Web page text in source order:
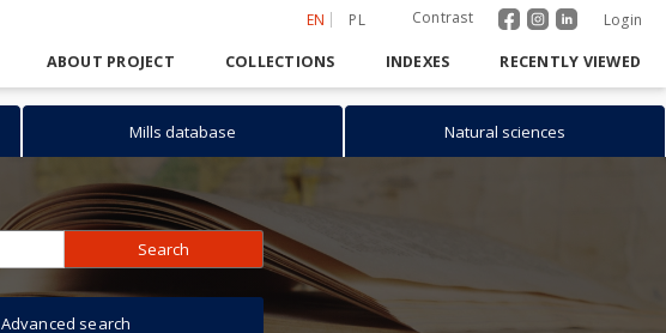
EN PL Contrast Login
ABOUT PROJECT COLLECTIONS INDEXES RECENTLY VIEWED
Mills database Natural sciences
Search
Advanced search